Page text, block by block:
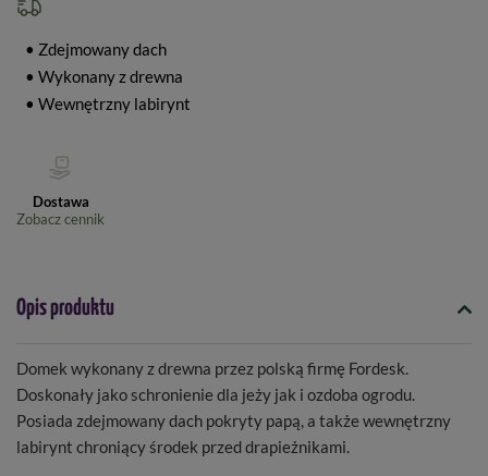
• Zdejmowany dach
• Wykonany z drewna
• Wewnętrzny labirynt
Dostawa
Zobacz cennik
Opis produktu
Domek wykonany z drewna przez polską firmę Fordesk.
Doskonały jako schronienie dla jeży jak i ozdoba ogrodu.
Posiada zdejmowany dach pokryty papą, a także wewnętrzny
labirynt chroniący środek przed drapieżnikami.